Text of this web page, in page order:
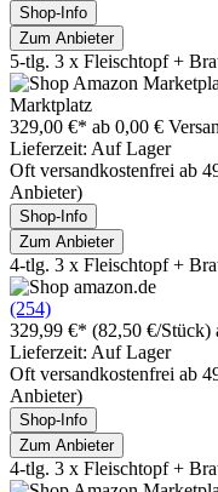
Shop-Info
Zum Anbieter
5-tlg. 3 x Fleischtopf +
Marktplatz
329,00 €* ab 0,00 €
Lieferzeit: Auf Lager
Oft versandkostenfrei ab
Anbieter)
Shop-Info
Zum Anbieter
4-tlg. 3 x Fleischtopf +
(254)
329,99 €* (82,50 €/Stück)
Lieferzeit: Auf Lager
Oft versandkostenfrei ab
Anbieter)
Shop-Info
Zum Anbieter
4-tlg. 3 x Fleischtopf +